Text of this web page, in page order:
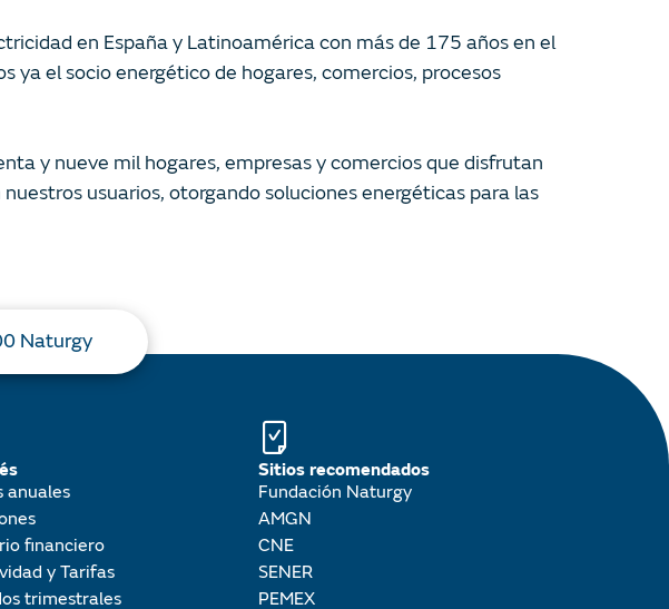
en España y Latinoamérica con más de 175 años en el
ya el socio energético de hogares, comercios, procesos
y nueve mil hogares, empresas y comercios que disfrutan
usuarios, otorgando soluciones energéticas para las
Naturgy
anuales
financiero
y Tarifas
trimestrales
Sitios recomendados
Fundación Naturgy
AMGN
CNE
SENER
PEMEX